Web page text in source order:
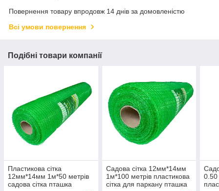
Повернення товару впродовж 14 днів за домовленістю
Всі умови повернення
Подібні товари компанії
Пластикова сітка
12мм*14мм 1м*50 метрів
садова сітка пташка
Садова сітка 12мм*14мм
1м*100 метрів пластикова
сітка для паркану пташка
0.50